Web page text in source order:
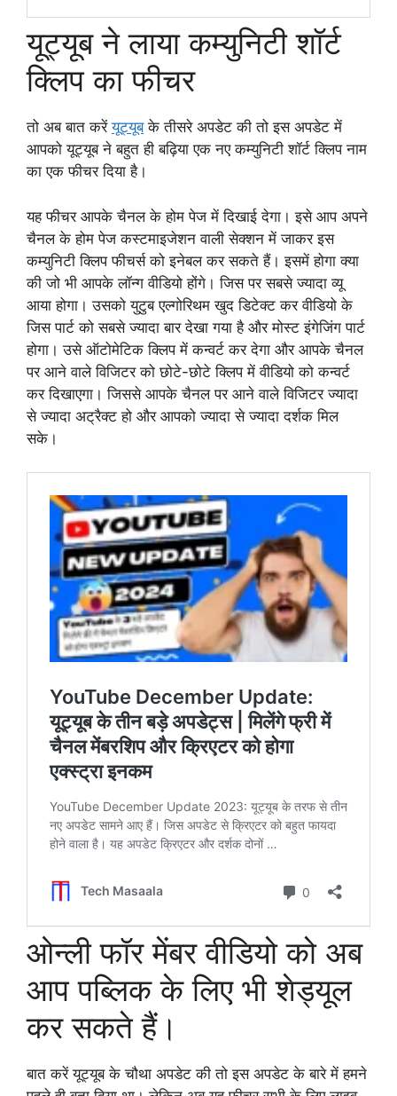
यूट्यूब ने लाया कम्युनिटी शॉर्ट
क्लिप का फीचर
तो अब बात करेंयूट्यूबके तीसरे अपडेट की तो इस अपडेट में
आपको यूट्यूब ने बहुत ही बढ़िया एक नए कम्युनिटी शॉर्ट क्लिप नाम
का एक फीचर दिया है।
यह फीचर आपके चैनल के होम पेज में दिखाई देगा। इसे आप अपने
चैनल के होम पेज कस्टमाइजेशन वाली सेक्शन में जाकर इस
कम्युनिटी क्लिप फीचर्स को इनेबल कर सकते हैं। इसमें होगा क्या
की जो भी आपके लॉन्ग वीडियो होंगे। जिस पर सबसे ज्यादा व्यू
आया होगा। उसको युटुब एल्गोरिथम खुद डिटेक्ट कर वीडियो के
जिस पार्ट को सबसे ज्यादा बार देखा गया है और मोस्ट इंगेजिंग पार्ट
होगा। उसे ऑटोमेटिक क्लिप में कन्वर्ट कर देगा और आपके चैनल
पर आने वाले विजिटर को छोटे-छोटे क्लिप में वीडियो को कन्वर्ट
कर दिखाएगा। जिससे आपके चैनल पर आने वाले विजिटर ज्यादा
से ज्यादा अट्रैक्ट हो और आपको ज्यादा से ज्यादा दर्शक मिल
सके।
ओन्ली फॉर मेंबर वीडियो को अब
आप पब्लिक के लिए भी शेड्यूल
कर सकते हैं।
बात करें यूट्यूब के चौथा अपडेट की तो इस अपडेट के बारे में हमने